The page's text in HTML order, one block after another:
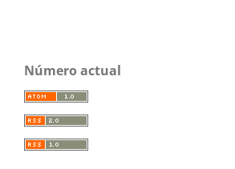
Número actual